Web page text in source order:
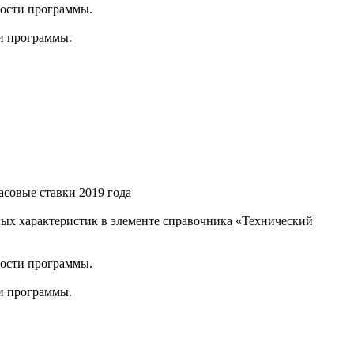
программы.
программы.
ставки 2019 года
в элементе справочника «Технический
программы.
программы.